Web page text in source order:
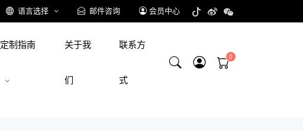
语言选择 邮件咨询 会员中心
定制指南 关于我
们
联系方
式